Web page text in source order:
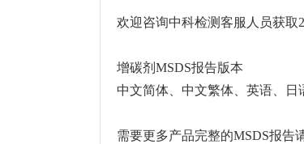
欢迎咨询中科检测客服人员获取
增碳剂MSDS报告版本
中文简体、中文繁体、英语、日
需要更多产品完整的MSDS报告